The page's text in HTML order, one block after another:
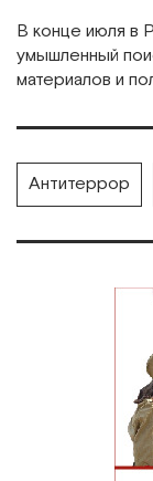
В конце июля в
умышленный
материалов и
Антитеррор